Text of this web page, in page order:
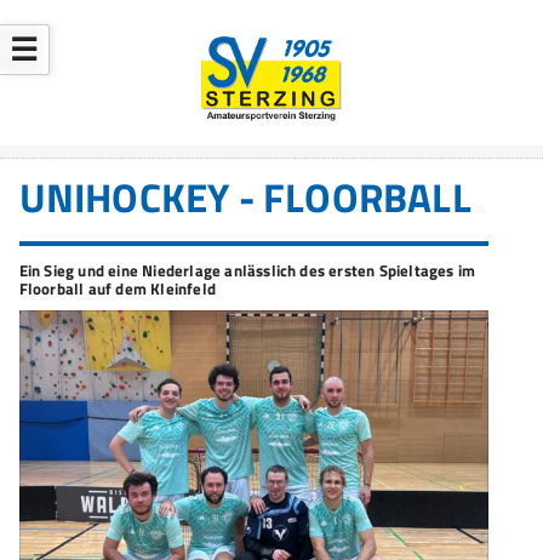
☰
UNIHOCKEY - FLOORBALL
Ein Sieg und eine Niederlage anlässlich des ersten Spieltages im
Floorball auf dem Kleinfeld